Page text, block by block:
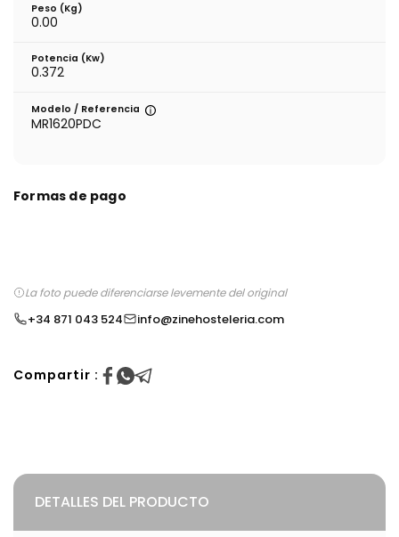
Peso (kg)
0.00
Potencia (Kw)
0.372
Modelo / Referencia
MR1620PDC
Formas de pago
La foto puede diferenciarse levemente del original
+34 871 043 524 info@zinehosteleria.com
Compartir :
DETALLES DEL PRODUCTO